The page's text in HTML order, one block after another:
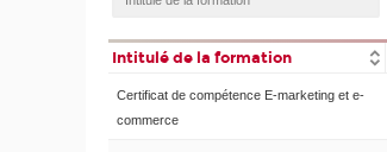
Intitulé de la formation
Certificat de compétence E-marketing et e-
commerce